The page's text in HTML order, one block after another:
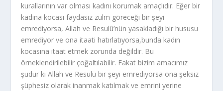
kurallarının var olması kadını korumak amaçlıdır. Eğer bir
kadına kocası faydasız zulm göreceği bir şeyi
emrediyorsa, Allah ve Resulû’nün yasakladığı bir hususu
emrediyor ve ona itaati hatırlatıyorsa,bunda kadın
kocasına itaat etmek zorunda değildir. Bu
örneklendirilebilir çoğaltılabilir. Fakat bizim amacımız
şudur ki Allah ve Resulü bir şeyi emrediyorsa ona şeksiz
şüphesiz olarak inanmak katılmak ve emrini yerine